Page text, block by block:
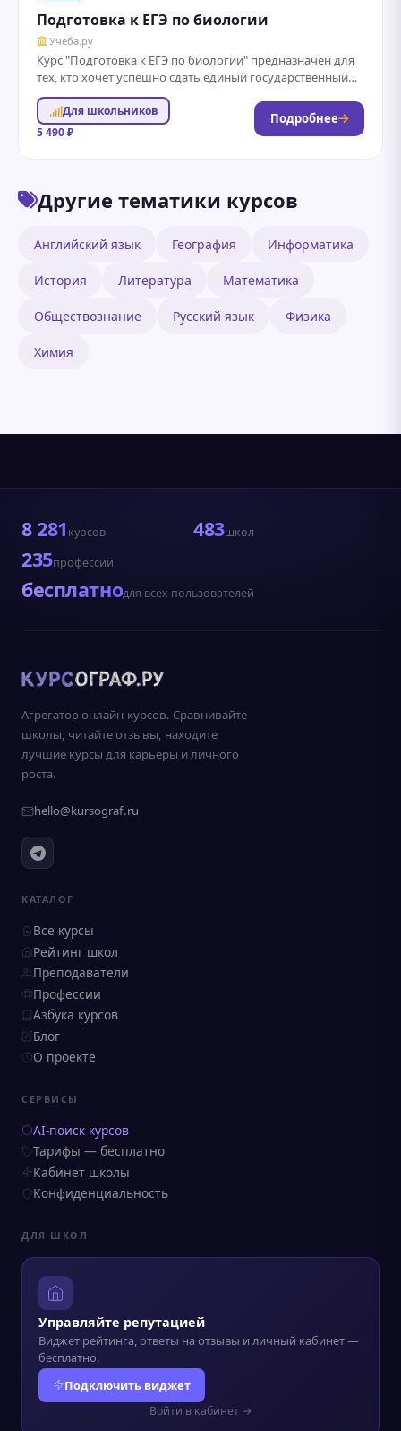
Подготовка к ЕГЭ по биологии
Учеба.ру
Курс "Подготовка к ЕГЭ по биологии" предназначен для
тех, кто хочет успешно сдать единый государственный
экзамен и получить высокие баллы....
Для школьников
5 490 ₽
Подробнее
Другие тематики курсов
Английский язык География Информатика
История Литература Математика
Обществознание Русский язык Физика
Химия
8 281 курсов 483школ
235профессий
бесплатнодля всех пользователей
Агрегатор онлайн-курсов. Сравнивайте
школы, читайте отзывы, находите
лучшие курсы для карьеры и личного
роста.
hello@kursograf.ru
КАТАЛОГ
Все курсы
Рейтинг школ
Преподаватели
Профессии
Азбука курсов
Блог
О проекте
СЕРВИСЫ
AI-поиск курсов
Тарифы — бесплатно
Кабинет школы
Конфиденциальность
ДЛЯ ШКОЛ
Управляйте репутацией
Виджет рейтинга, ответы на отзывы и личный кабинет —
бесплатно.
Подключить виджет
Войти в кабинет →